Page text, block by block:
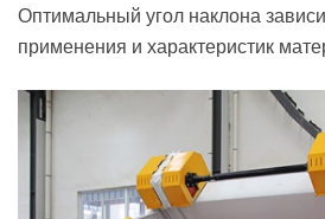
Оптимальный угол наклона
применения и характеристик